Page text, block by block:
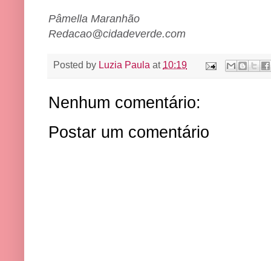
Pâmella Maranhão
Redacao@cidadeverde.com
Posted by Luzia Paula at 10:19
Nenhum comentário:
Postar um comentário